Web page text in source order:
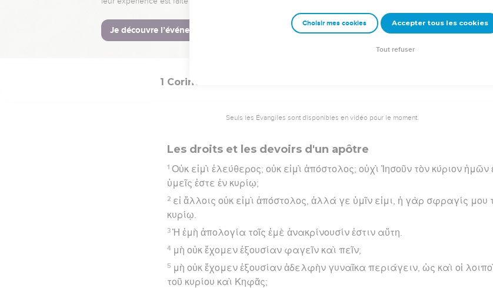
ἀδελφόν μου σκανδαλίσω.
Hébreu : © Westminster Leningrad Codex - tanach.us --- Grec : © 2010 by the Society of Biblical
1 Corinthiens
Seuls les Évangiles sont disponibles en vidéo pour le moment.
Les droits et les devoirs d'un apôtre
1 Οὐκ εἰμὶ ἐλεύθερος; οὐκ εἰμὶ ἀπόστολος; οὐχὶ Ἰησοῦν τὸν κύριον
ὑμεῖς ἐστε ἐν κυρίῳ;
2 εἰ ἄλλοις οὐκ εἰμὶ ἀπόστολος, ἀλλά γε ὑμῖν εἰμι, ἡ γὰρ σφραγίς μου
κυρίῳ.
3 Ἡ ἐμὴ ἀπολογία τοῖς ἐμὲ ἀνακρίνουσίν ἐστιν αὕτη.
4 μὴ οὐκ ἔχομεν ἐξουσίαν φαγεῖν καὶ πεῖν;
5 μὴ οὐκ ἔχομεν ἐξουσίαν ἀδελφὴν γυναῖκα περιάγειν, ὡς καὶ οἱ
τοῦ κυρίου καὶ Κηφᾶς;
Choisir mes cookies Accepter tous les cookies
Tout refuser